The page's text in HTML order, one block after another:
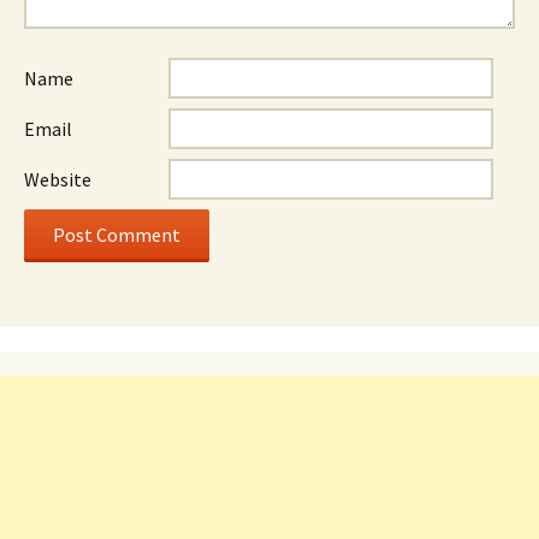
Name
Email
Website